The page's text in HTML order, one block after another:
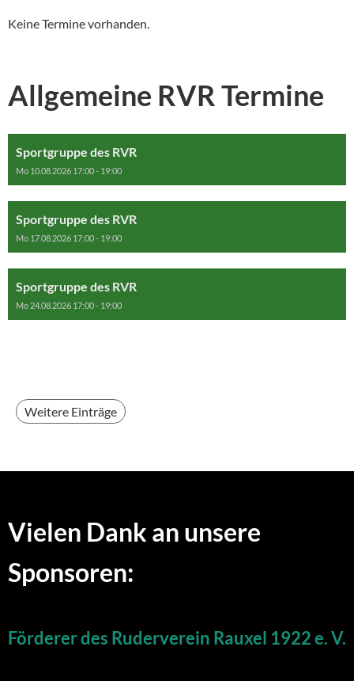
Keine Termine vorhanden.
Allgemeine RVR Termine
Sportgruppe des RVR
Mo 10.08.2026 17:00 - 19:00
Sportgruppe des RVR
Mo 17.08.2026 17:00 - 19:00
Sportgruppe des RVR
Mo 24.08.2026 17:00 - 19:00
Weitere Einträge
Vielen Dank an unsere
Sponsoren:
Förderer des Ruderverein Rauxel 1922 e. V.